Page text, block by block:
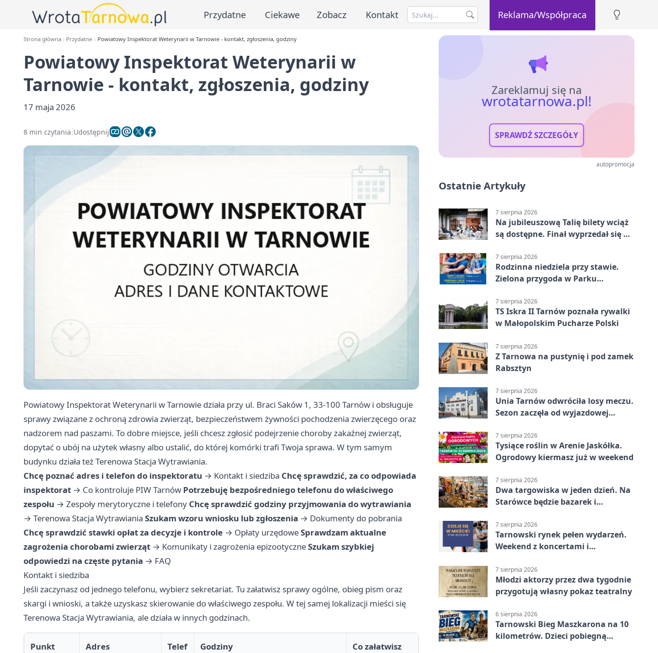
Przydatne Ciekawe Zobacz Kontakt Reklama/Współpraca
Strona główna Przydatne Powiatowy Inspektorat Weterynarii w Tarnowie - kontakt, zgłoszenia, godziny
Powiatowy Inspektorat Weterynarii w
Tarnowie - kontakt, zgłoszenia, godziny
17 maja 2026
8 min czytania Udostępnij
Powiatowy Inspektorat Weterynarii w Tarnowie działa przy ul. Braci Saków 1, 33-100 Tarnów i obsługuje
sprawy związane z ochroną zdrowia zwierząt, bezpieczeństwem żywności pochodzenia zwierzęcego oraz
nadzorem nad paszami. To dobre miejsce, jeśli chcesz zgłosić podejrzenie choroby zakaźnej zwierząt,
dopytać o ubój na użytek własny albo ustalić, do której komórki trafi Twoja sprawa. W tym samym
budynku działa też Terenowa Stacja Wytrawiania.
Chcę poznać adres i telefon do inspektoratu → Kontakt i siedziba Chcę sprawdzić, za co odpowiada
inspektorat → Co kontroluje PIW Tarnów Potrzebuję bezpośredniego telefonu do właściwego
zespołu → Zespoły merytoryczne i telefony Chcę sprawdzić godziny przyjmowania do wytrawiania
→ Terenowa Stacja Wytrawiania Szukam wzoru wniosku lub zgłoszenia → Dokumenty do pobrania
Chcę sprawdzić stawki opłat za decyzje i kontrole → Opłaty urzędoweSprawdzam aktualne
zagrożenia chorobami zwierząt → Komunikaty i zagrożenia epizootyczneSzukam szybkiej
odpowiedzi na częste pytania → FAQ
Kontakt i siedziba
Jeśli zaczynasz od jednego telefonu, wybierz sekretariat. Tu załatwisz sprawy ogólne, obieg pism oraz
skargi i wnioski, a także uzyskasz skierowanie do właściwego zespołu. W tej samej lokalizacji mieści się
Terenowa Stacja Wytrawiania, ale działa w innych godzinach.
Punkt Adres
Telef
Godziny Co załatwisz
Zareklamuj się na
wrotatarnowa.pl!
SPRAWDŹ SZCZEGÓŁY
autopromocja
Ostatnie Artykuły
7 sierpnia 2026
Na jubileuszową Talię bilety wciąż
są dostępne. Finał wyprzedał się w
7 sierpnia 2026
Rodzinna niedziela przy stawie.
Zielona przygoda w Parku
7 sierpnia 2026
TS Iskra II Tarnów poznała rywalki
w Małopolskim Pucharze Polski
7 sierpnia 2026
Z Tarnowa na pustynię i pod zamek
Rabsztyn
7 sierpnia 2026
Unia Tarnów odwróciła losy meczu.
Sezon zaczęła od wyjazdowej
7 sierpnia 2026
Tysiące roślin w Arenie Jaskółka.
Ogrodowy kiermasz już w weekend
7 sierpnia 2026
Dwa targowiska w jeden dzień. Na
Starówce będzie bazarek i
7 sierpnia 2026
Tarnowski rynek pełen wydarzeń.
Weekend z koncertami i
7 sierpnia 2026
Młodzi aktorzy przez dwa tygodnie
przygotują własny pokaz teatralny
6 sierpnia 2026
Tarnowski Bieg Maszkarona na 10
kilometrów. Dzieci pobiegną